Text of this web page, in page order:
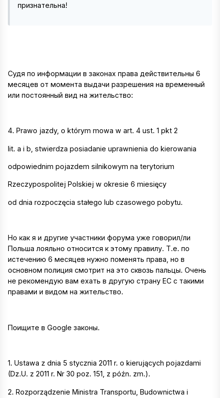
признательна!
Судя по информации в законах права действительны 6
месяцев от момента выдачи разрешения на временный
или постоянный вид на жительство:
4. Prawo jazdy, o którym mowa w art. 4 ust. 1 pkt 2
lit. a i b, stwierdza posiadanie uprawnienia do kierowania
odpowiednim pojazdem silnikowym na terytorium
Rzeczypospolitej Polskiej w okresie 6 miesięcy
od dnia rozpoczęcia stałego lub czasowego pobytu.
Но как я и другие участники форума уже говорил/ли
Польша лояльно относится к этому правилу. Т.е. по
истечению 6 месяцев нужно поменять права, но в
основном полиция смотрит на это сквозь пальцы. Очень
не рекомендую вам ехать в другую страну ЕС с такими
правами и видом на жительство.
Поищите в Google законы.
1. Ustawa z dnia 5 stycznia 2011 r. o kierujących pojazdami
(Dz.U. z 2011 r. Nr 30 poz. 151, z późn. zm.).
2. Rozporządzenie Ministra Transportu, Budownictwa i